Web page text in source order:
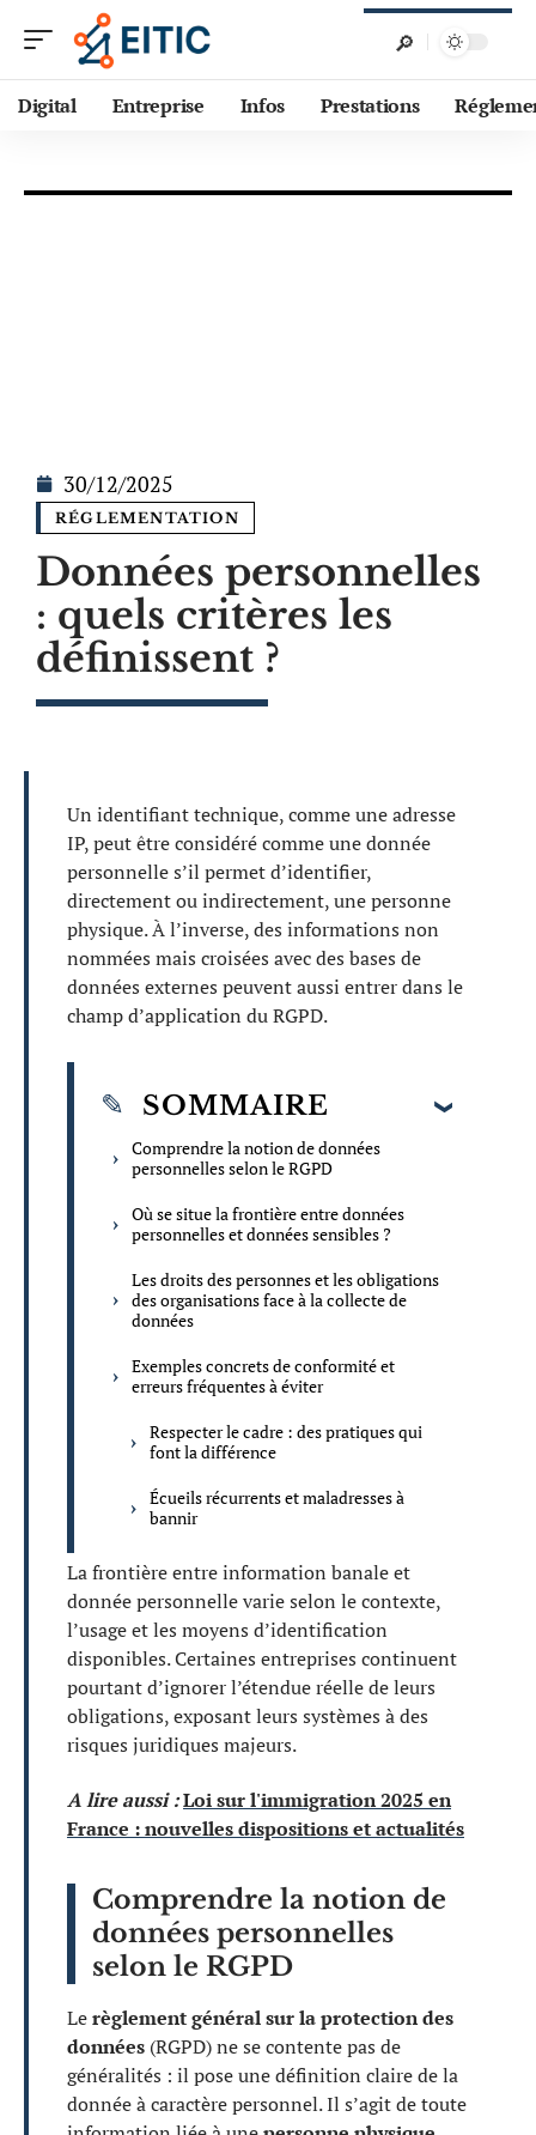
Digital Entreprise Infos Prestations
30/12/2025
RÉGLEMENTATION
Données personnelles
: quels critères les
définissent ?
Un identifiant technique, comme une adresse
IP, peut être considéré comme une donnée
personnelle s’il permet d’identifier,
directement ou indirectement, une personne
physique. À l’inverse, des informations non
nommées mais croisées avec des bases de
données externes peuvent aussi entrer dans le
champ d’application du RGPD.
SOMMAIRE
Comprendre la notion de données
personnelles selon le RGPD
Où se situe la frontière entre données
personnelles et données sensibles ?
Les droits des personnes et les obligations
des organisations face à la collecte de
données
Exemples concrets de conformité et
erreurs fréquentes à éviter
Respecter le cadre : des pratiques qui
font la différence
Écueils récurrents et maladresses à
bannir
La frontière entre information banale et
donnée personnelle varie selon le contexte,
l’usage et les moyens d’identification
disponibles. Certaines entreprises continuent
pourtant d’ignorer l’étendue réelle de leurs
obligations, exposant leurs systèmes à des
risques juridiques majeurs.
A lire aussi :Loi sur l'immigration 2025 en
France : nouvelles dispositions et actualités
Comprendre la notion de
données personnelles
selon le RGPD
Lerèglement général sur la protection des
données (RGPD) ne se contente pas de
généralités : il pose une définition claire de la
donnée à caractère personnel. Il s’agit de toute